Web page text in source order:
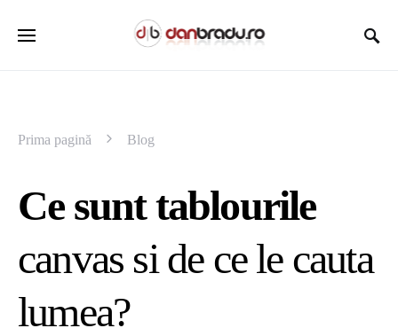
Prima pagină Blog
Ce sunt tablourile
canvas si de ce le cauta
lumea?